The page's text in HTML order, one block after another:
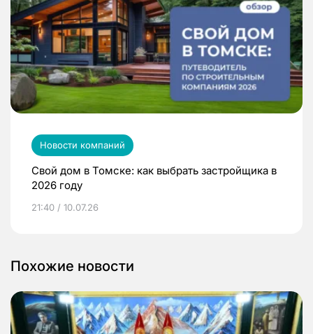
Новости компаний
Свой дом в Томске: как выбрать застройщика в
2026 году
21:40 / 10.07.26
Похожие новости